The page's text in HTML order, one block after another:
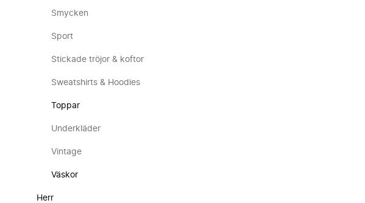
Smycken
Sport
Stickade tröjor & koftor
Sweatshirts & Hoodies
Toppar
Underkläder
Vintage
Väskor
Herr